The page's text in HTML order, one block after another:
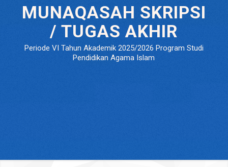
MUNAQASAH SKRIPSI
/ TUGAS AKHIR
Periode VI Tahun Akademik 2025/2026 Program Studi
Pendidikan Agama Islam